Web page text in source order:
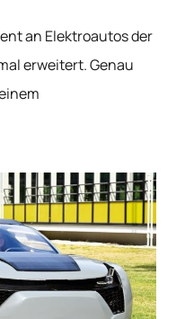
an Elektroautos der
erweitert. Genau